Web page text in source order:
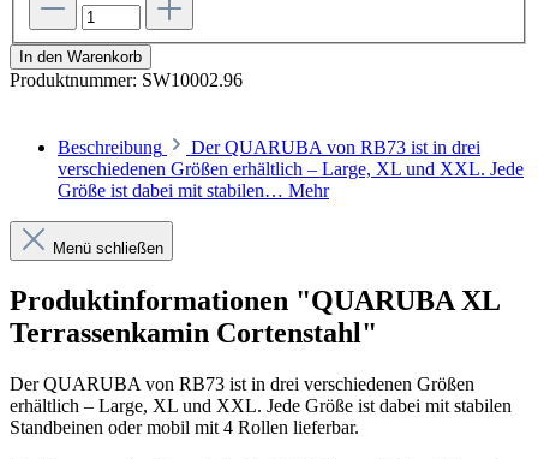
In den Warenkorb
Produktnummer: SW10002.96
Beschreibung
Der QUARUBA von RB73 ist in drei
verschiedenen Größen erhältlich – Large, XL und XXL. Jede
Größe ist dabei mit stabilen… Mehr
Menü schließen
Produktinformationen "QUARUBA XL
Terrassenkamin Cortenstahl"
Der QUARUBA von RB73 ist in drei verschiedenen Größen
erhältlich – Large, XL und XXL. Jede Größe ist dabei mit stabilen
Standbeinen oder mobil mit 4 Rollen lieferbar.